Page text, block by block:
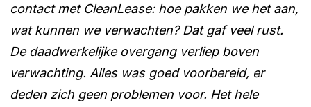
contact met CleanLease: hoe pakken we het aan,
wat kunnen we verwachten? Dat gaf veel rust.
De daadwerkelijke overgang verliep boven
verwachting. Alles was goed voorbereid, er
deden zich geen problemen voor. Het hele